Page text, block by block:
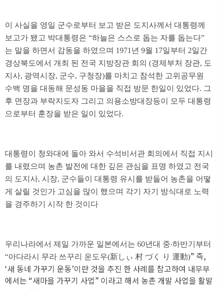
이 사실을 영일 군수로부터 보고 받은 도지사께서 대통령께
보고가 됐고 박대통령은 “하늘은 스스로 돕는 자를 돕는다”
는 말을 하면서 감동을 하였으며 1971년 9월 17일부터 2일간
경상북도에서 개최 된 전국 지방장관 회의 (경제부처 장관, 도
지사, 광역시장, 군수, 구청장)를 마치고 참석한 고위공무원
수백 명을 대동해 문성동 마을을 직접 방문 한일이 있었다. 그
후 면장과 부락지도자 그리고 의용소방대장등이 모두 대통령
으로부터 훈장을 받은 일이 있었다.
대통령이 청와대에 돌아 와서 수석비서관 회의에서 직접 지시
를 내렸으며 농촌 발전에 대한 깊은 관심을 표명 하였고 전국
의 도지사, 시장, 군수들이 대통령 유시를 받들어 농촌을 어떻
게 살릴 것인가 고심을 많이 했으며 각기 자기 방식대로 노력
을 경주하기 시작 한 것이다
우리나라에서 제일 가까운 일본에서는 60년대 중‧하반기부터
“아다라시 무라 쓰꾸리 운도우(新しぃ 村 づく り 運動)” 즉,
‘새 동네 가꾸기 운동’이란 것을 추진 한 사례를 참고하여 내무부
에서는 “새마을 가꾸기 사업” 이라고 해서 농촌 개발 사업을 활발